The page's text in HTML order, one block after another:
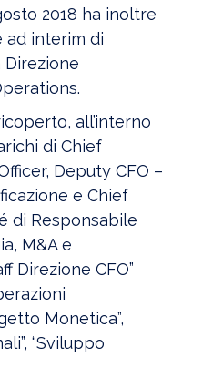
2018 ha inoltre
ad interim di
all’interno
di Chief
Deputy CFO –
e Chief
di Responsabile
M&A e
Direzione CFO”
Monetica”,
“Sviluppo